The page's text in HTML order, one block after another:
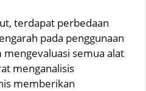
terdapat perbedaan
pada penggunaan
semua alat
menganalisis
memberikan